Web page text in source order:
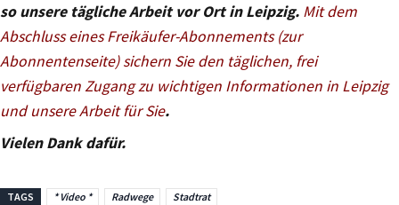
so unsere tägliche Arbeit vor Ort in Leipzig. Mit dem
Abschluss eines Freikäufer-Abonnements (zur
Abonnentenseite) sichern Sie den täglichen, frei
verfügbaren Zugang zu wichtigen Informationen in Leipzig
und unsere Arbeit für Sie.
Vielen Dank dafür.
TAGS * Video * Radwege Stadtrat